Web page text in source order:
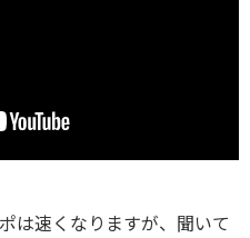
は速くなりますが、聞いて